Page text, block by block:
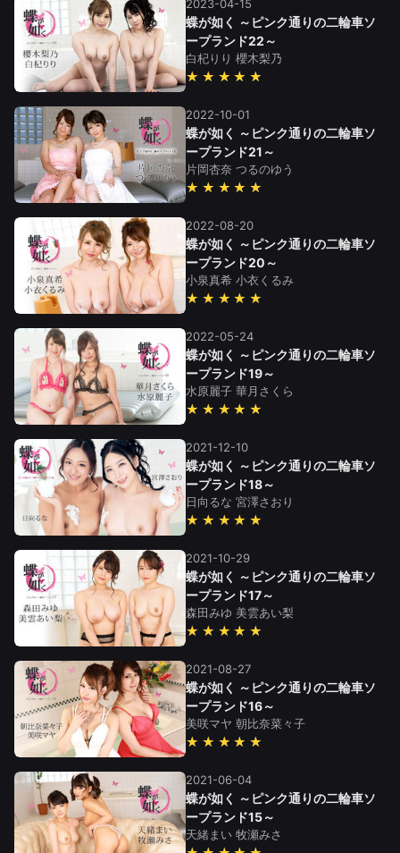
2023-04-15
蝶が如く ～ピンク通りの二輪車ソ
ープランド22～
白杞りり 櫻木梨乃
★★★★★
2022-10-01
蝶が如く ～ピンク通りの二輪車ソ
ープランド21～
片岡杏奈 つるのゆう
★★★★★
2022-08-20
蝶が如く ～ピンク通りの二輪車ソ
ープランド20～
小泉真希 小衣くるみ
★★★★★
2022-05-24
蝶が如く ～ピンク通りの二輪車ソ
ープランド19～
水原麗子 華月さくら
★★★★★
2021-12-10
蝶が如く ～ピンク通りの二輪車ソ
ープランド18～
日向るな 宮澤さおり
★★★★★
2021-10-29
蝶が如く ～ピンク通りの二輪車ソ
ープランド17～
森田みゆ 美雲あい梨
★★★★★
2021-08-27
蝶が如く ～ピンク通りの二輪車ソ
ープランド16～
美咲マヤ 朝比奈菜々子
★★★★★
2021-06-04
蝶が如く ～ピンク通りの二輪車ソ
ープランド15～
天緒まい 牧瀬みさ